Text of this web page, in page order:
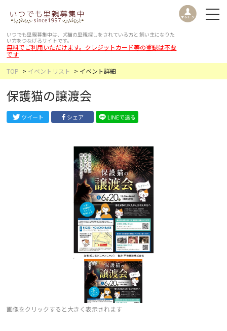
いつでも里親募集中は、犬猫の里親探しをされている方と 飼い主になりた
い方をつなげるサイトです。
無料でご利用いただけます。クレジットカード等の登録は不要
です
TOP
イベントリスト イベント詳細
保護猫の譲渡会
ツイート シェア LINEで送る
画像をクリックすると大きく表示されます